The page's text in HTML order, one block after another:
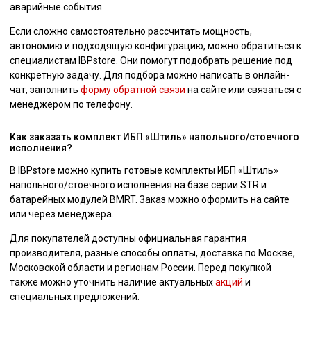
аварийные события.
Если сложно самостоятельно рассчитать мощность,
автономию и подходящую конфигурацию, можно обратиться к
специалистам IBPstore. Они помогут подобрать решение под
конкретную задачу. Для подбора можно написать в онлайн-
чат, заполнить форму обратной связи на сайте или связаться с
менеджером по телефону.
Как заказать комплект ИБП «Штиль» напольного/стоечного
исполнения?
В IBPstore можно купить готовые комплекты ИБП «Штиль»
напольного/стоечного исполнения на базе серии STR и
батарейных модулей BMRT. Заказ можно оформить на сайте
или через менеджера.
Для покупателей доступны официальная гарантия
производителя, разные способы оплаты, доставка по Москве,
Московской области и регионам России. Перед покупкой
также можно уточнить наличие актуальныхакций и
специальных предложений.